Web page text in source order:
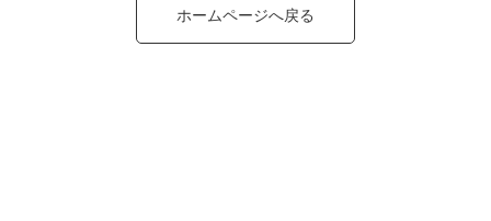
ホームページへ戻る